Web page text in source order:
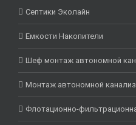
Септики Эколайн
Емкости Накопители
Шеф монтаж автономной
Монтаж автономной
Флотационно-